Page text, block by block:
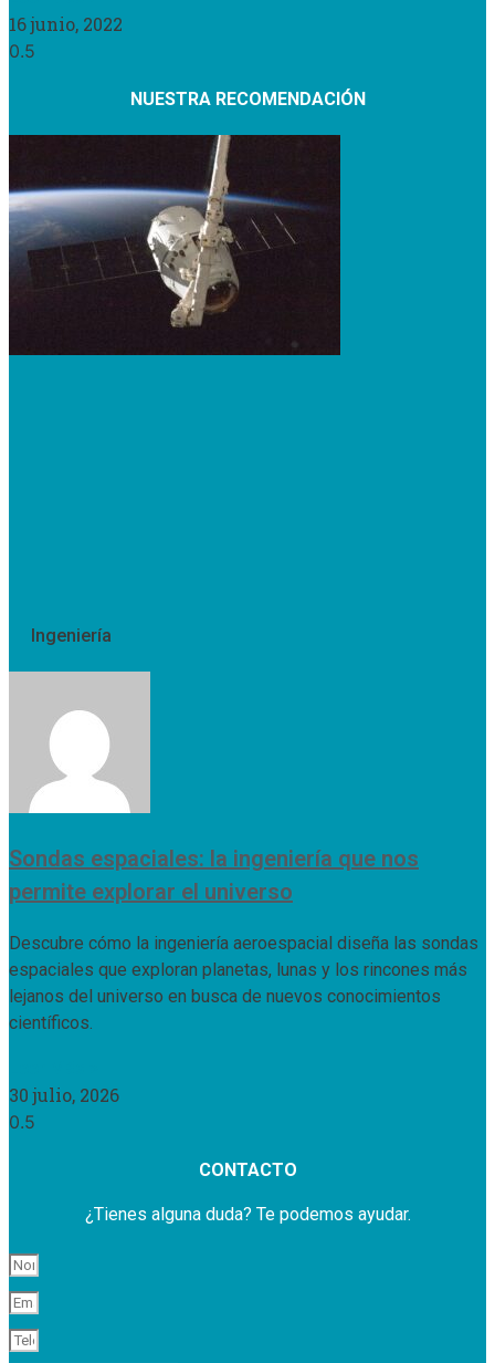
16 junio, 2022
NUESTRA RECOMENDACIÓN
Ingeniería
Sondas espaciales: la ingeniería que nos
permite explorar el universo
Descubre cómo la ingeniería aeroespacial diseña las sondas
espaciales que exploran planetas, lunas y los rincones más
lejanos del universo en busca de nuevos conocimientos
científicos.
30 julio, 2026
CONTACTO
¿Tienes alguna duda? Te podemos ayudar.